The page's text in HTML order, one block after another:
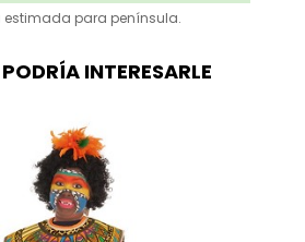
estimada para península.
INTERESARLE